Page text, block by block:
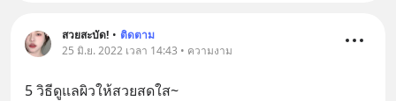
สวยสะบัด! • ติดตาม
25 มิ.ย. 2022 เวลา 14:43 • ความงาม
5 วิธีดูแลผิวให้สวยสดใส~